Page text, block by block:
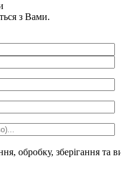
з Вами.
обробку, зберігання та